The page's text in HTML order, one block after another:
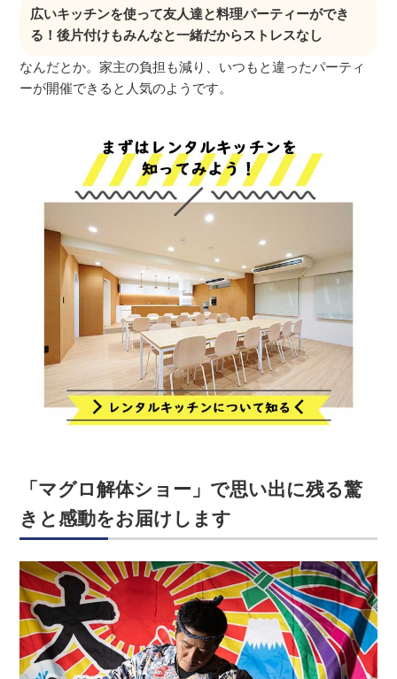
広いキッチンを使って友人達と料理パーティーができ
る！後片付けもみんなと一緒だからストレスなし
なんだとか。家主の負担も減り、いつもと違ったパーティ
ーが開催できると人気のようです。
「マグロ解体ショー」で思い出に残る驚
きと感動をお届けします